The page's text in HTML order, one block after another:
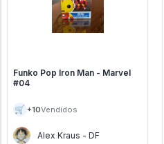
Funko Pop Iron Man - Marvel
#04
🛒 +10Vendidos
Alex Kraus - DF